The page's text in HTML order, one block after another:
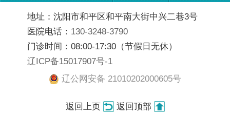
地址：沈阳市和平区和平南大街中兴二巷3号
医院电话： 130-3248-3790
门诊时间：08:00-17:30（节假日无休）
辽ICP备15017907号-1
辽公网安备 21010202000605号
返回上页 返回顶部